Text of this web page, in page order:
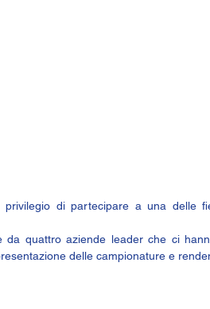
privilegio di partecipare a una delle
da quattro aziende leader che ci
delle campionature e